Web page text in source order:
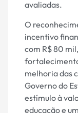
avaliadas.
O
incentivo
com R$ 80
melhoria das
Governo do
estímulo à
educação e